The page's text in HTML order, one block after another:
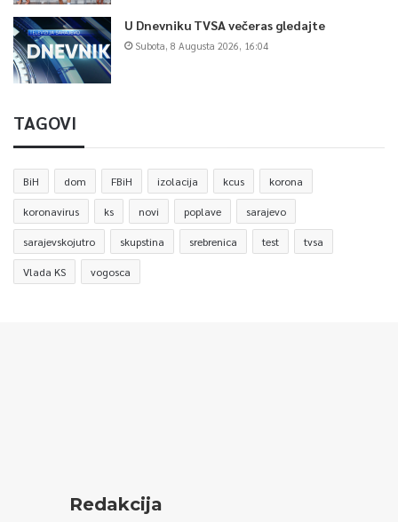
U Dnevniku TVSA večeras gledajte
Subota, 8 Augusta 2026, 16:04
TAGOVI
BiH dom FBiH izolacija kcus korona
koronavirus ks novi poplave sarajevo
sarajevskojutro skupstina srebrenica test tvsa
Vlada KS vogosca
Redakcija